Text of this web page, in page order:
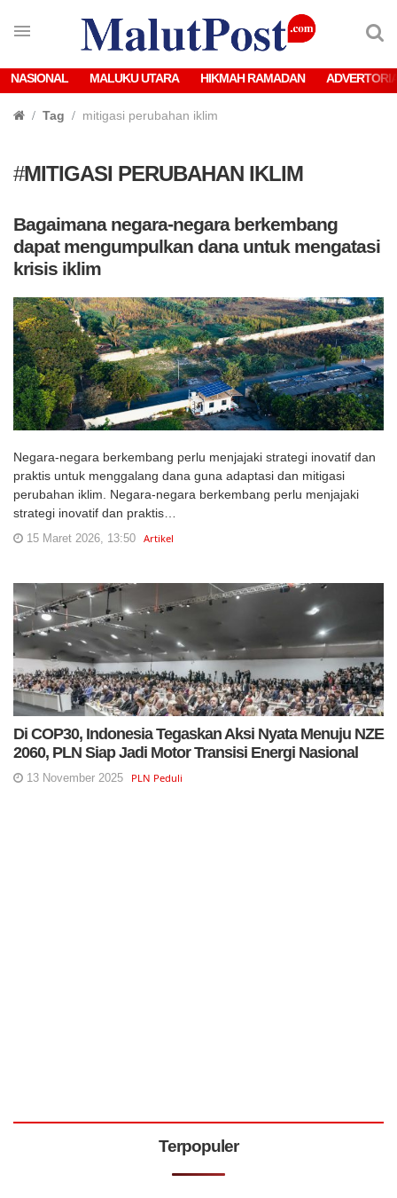
NASIONAL MALUKU UTARA HIKMAH RAMADAN
Tag mitigasi perubahan iklim
#MITIGASI PERUBAHAN IKLIM
Bagaimana negara-negara berkembang
dapat mengumpulkan dana untuk mengatasi
krisis iklim
Negara-negara berkembang perlu menjajaki strategi inovatif dan
praktis untuk menggalang dana guna adaptasi dan mitigasi
perubahan iklim. Negara-negara berkembang perlu menjajaki
strategi inovatif dan praktis…
15 Maret 2026, 13:50 Artikel
Di COP30, Indonesia Tegaskan Aksi Nyata Menuju NZE
2060, PLN Siap Jadi Motor Transisi Energi Nasional
13 November 2025 PLN Peduli
Terpopuler